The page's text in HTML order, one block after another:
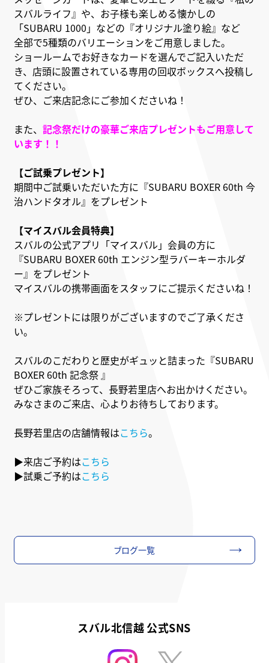
スバルライフ』や、お子様も楽しめる懐かしの
「SUBARU 1000」などの『オリジナル塗り絵』など
全部で5種類のバリエーションをご用意しました。
ショールームでお好きなカードを選んでご記入いただ
き、店頭に設置されている専用の回収ボックスへ投稿し
てください。
ぜひ、ご来店記念にご参加くださいね！
また、 記念祭だけの豪華ご来店プレゼントもご用意して
います！！
【ご試乗プレゼント】
期間中ご試乗いただいた方に『SUBARU BOXER 60th 今
治ハンドタオル』をプレゼント
【マイスバル会員特典】
スバルの公式アプリ「マイスバル」会員の方に
『SUBARU BOXER 60th エンジン型ラバーキーホルダ
ー』をプレゼント
マイスバルの携帯画面をスタッフにご提示くださいね！
※プレゼントには限りがございますのでご了承くださ
い。
スバルのこだわりと歴史がギュッと詰まった『SUBARU
BOXER 60th 記念祭 』
ぜひご家族そろって、 長野若里店へお出かけください。
みなさまのご来店、心よりお待ちしております。
長野若里店の店舗情報はこちら。
▶来店ご予約はこちら
▶試乗ご予約はこちら
ブログ一覧
スバル北信越 公式SNS